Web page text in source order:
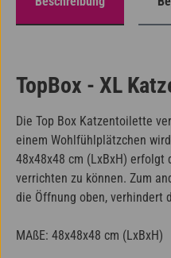
TopBox - XL
Die Top Box Katzentoilette
einem Wohlfühlplätzchen
48x48x48 cm (LxBxH) erfolgt
verrichten zu können. Zum
die Öffnung oben, verhindert
MAßE: 48x48x48 cm (LxBxH)